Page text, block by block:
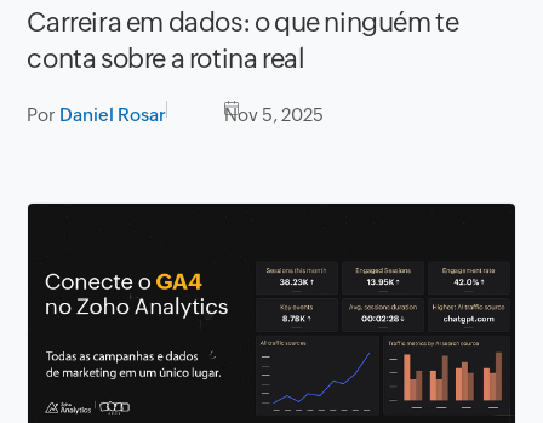
Carreira em dados: o que ninguém te
conta sobre a rotina real
Por Daniel Rosar Nov 5, 2025